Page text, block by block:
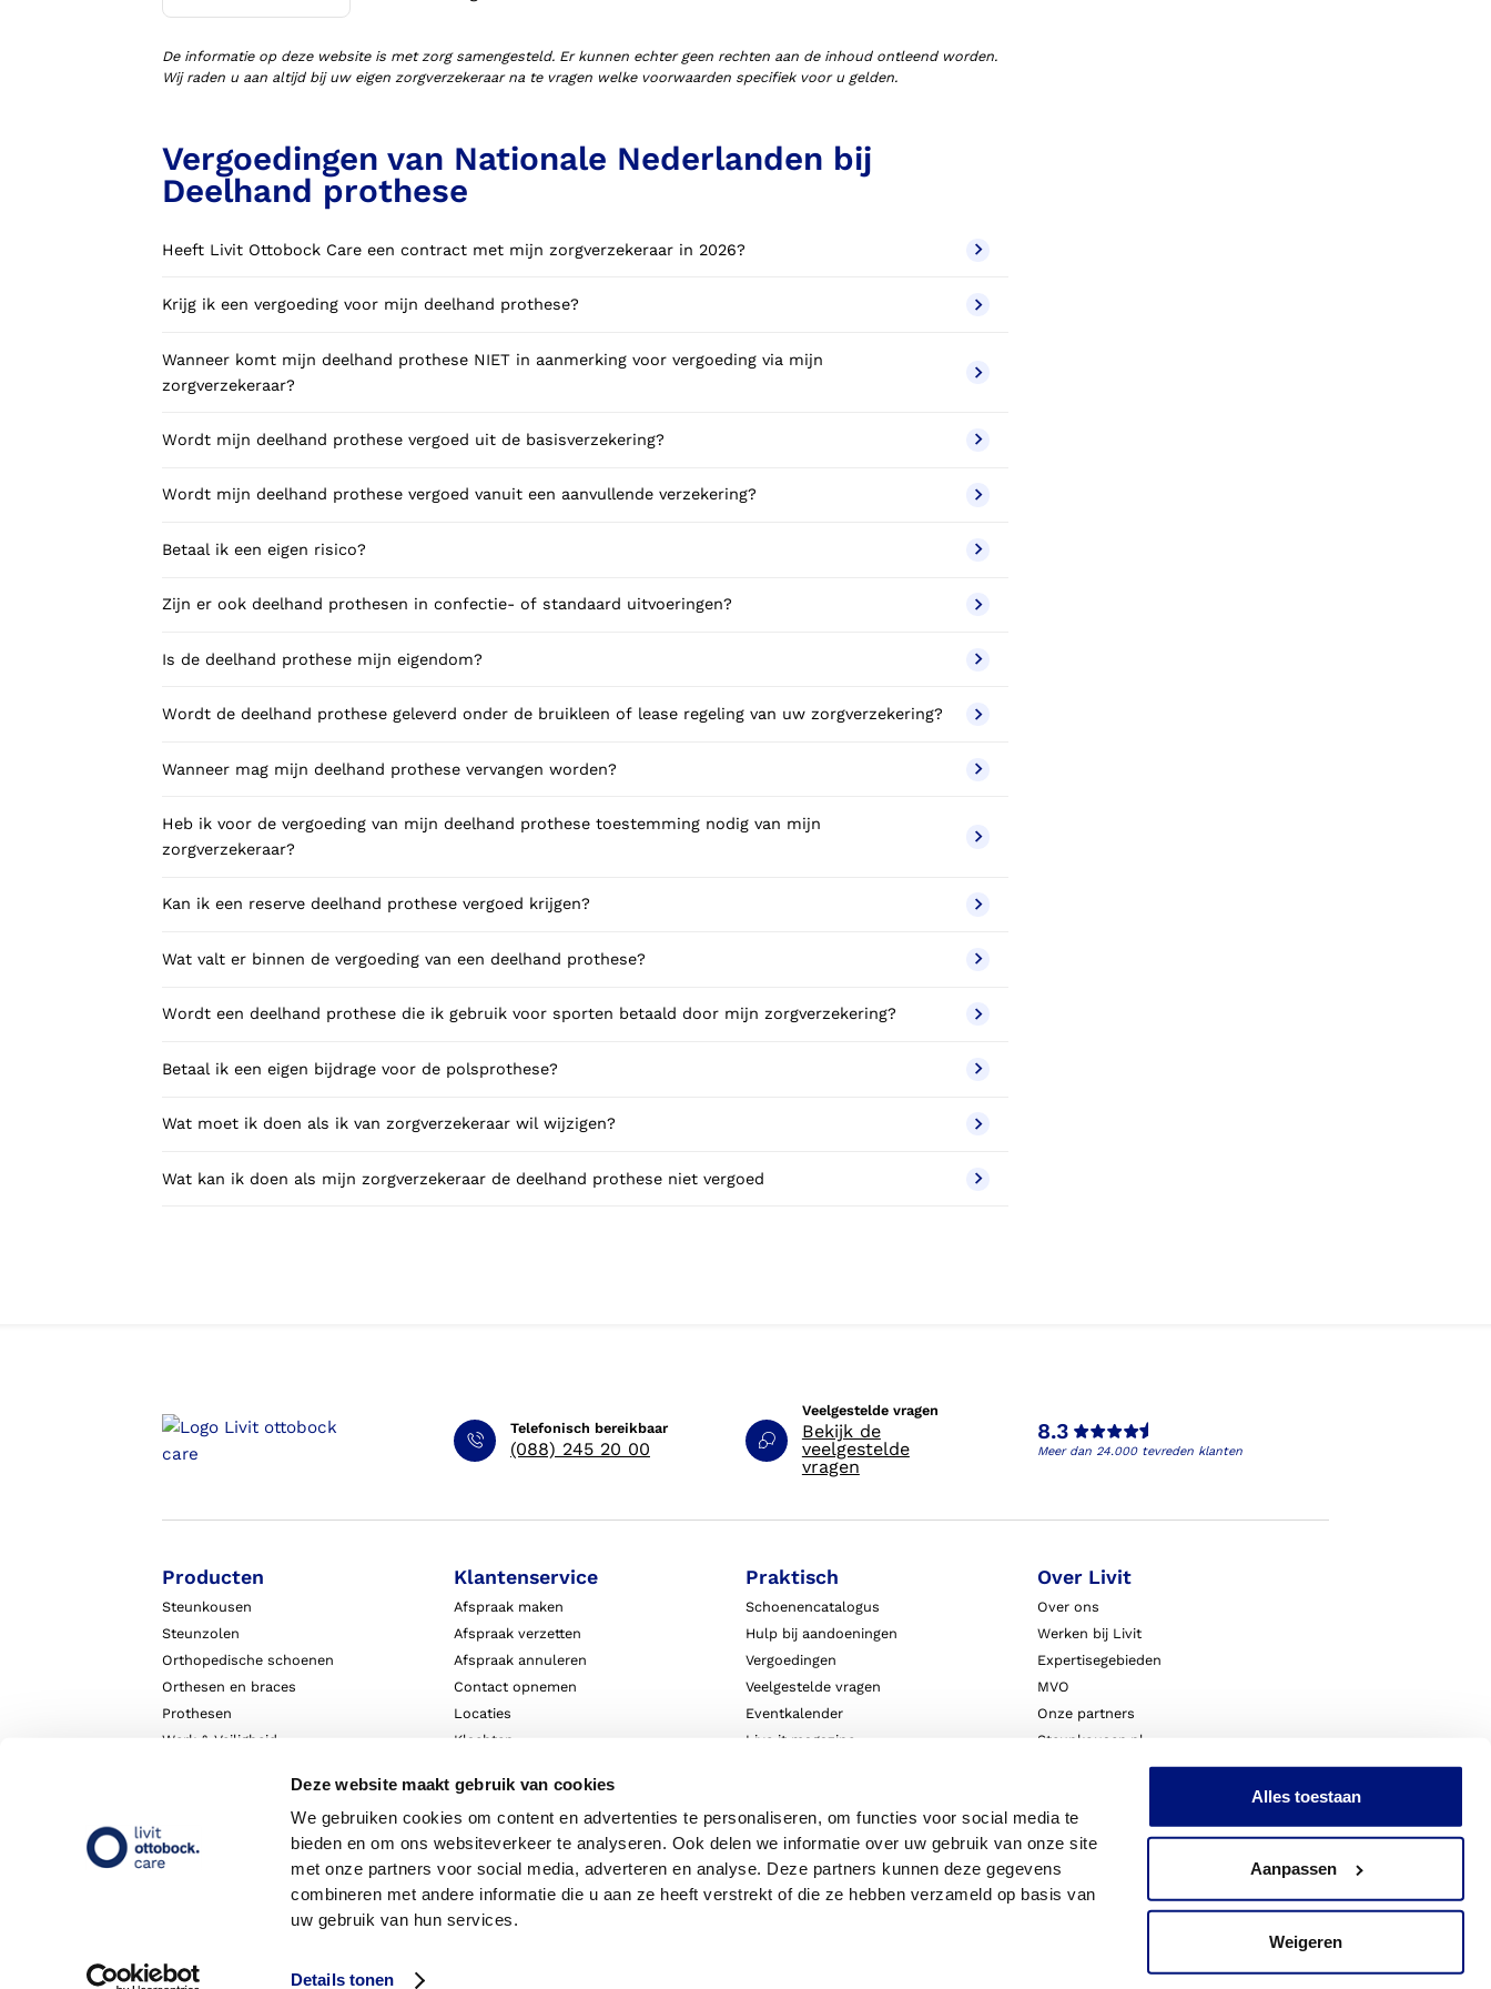
Deze website maakt gebruik van cookies
We gebruiken cookies om content en advertenties te personaliseren, om functies voor social media te
bieden en om ons websiteverkeer te analyseren. Ook delen we informatie over uw gebruik van onze site
met onze partners voor social media, adverteren en analyse. Deze partners kunnen deze gegevens
combineren met andere informatie die u aan ze heeft verstrekt of die ze hebben verzameld op basis van
uw gebruik van hun services.
Details tonen
Alles toestaan
Aanpassen
Weigeren
schoenen (VLOS)
De informatie op deze website is met zorg samengesteld. Er kunnen echter geen rechten aan de inhoud ontleend worden.
Wij raden u aan altijd bij uw eigen zorgverzekeraar na te vragen welke voorwaarden specifiek voor u gelden.
Vergoedingen van Nationale Nederlanden bij
Deelhand prothese
Heeft Livit Ottobock Care een contract met mijn zorgverzekeraar in 2026?
Krijg ik een vergoeding voor mijn deelhand prothese?
Wanneer komt mijn deelhand prothese NIET in aanmerking voor vergoeding via mijn
zorgverzekeraar?
Wordt mijn deelhand prothese vergoed uit de basisverzekering?
Wordt mijn deelhand prothese vergoed vanuit een aanvullende verzekering?
Betaal ik een eigen risico?
Zijn er ook deelhand prothesen in confectie- of standaard uitvoeringen?
Is de deelhand prothese mijn eigendom?
Wordt de deelhand prothese geleverd onder de bruikleen of lease regeling van uw zorgverzekering?
Wanneer mag mijn deelhand prothese vervangen worden?
Heb ik voor de vergoeding van mijn deelhand prothese toestemming nodig van mijn
zorgverzekeraar?
Kan ik een reserve deelhand prothese vergoed krijgen?
Wat valt er binnen de vergoeding van een deelhand prothese?
Wordt een deelhand prothese die ik gebruik voor sporten betaald door mijn zorgverzekering?
Betaal ik een eigen bijdrage voor de polsprothese?
Wat moet ik doen als ik van zorgverzekeraar wil wijzigen?
Wat kan ik doen als mijn zorgverzekeraar de deelhand prothese niet vergoed
Telefonisch bereikbaar
(088) 245 20 00
Veelgestelde vragen
Bekijk de
veelgestelde
vragen
8.3
Meer dan 24.000 tevreden klanten
Producten
Steunkousen
Steunzolen
Orthopedische schoenen
Orthesen en braces
Prothesen
Werk & Veiligheid
Klantenservice
Afspraak maken
Afspraak verzetten
Afspraak annuleren
Contact opnemen
Locaties
Klachten
Praktisch
Schoenencatalogus
Hulp bij aandoeningen
Vergoedingen
Veelgestelde vragen
Eventkalender
Live it magazine
Algemene voorwaarden
Privacy
Over Livit
Over ons
Werken bij Livit
Expertisegebieden
MVO
Onze partners
Steunkousen.nl
Blessurewijzer.nl
Nieuws
Innovatie & Onderzoek
Livit Zorgprofessionals
Copyright 2026 - Livit Ottobock Care